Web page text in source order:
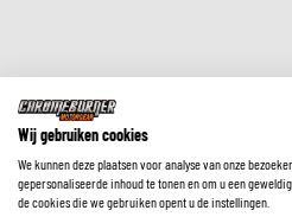
Wij gebruiken cookies
We kunnen deze plaatsen voor analyse van onze
gepersonaliseerde inhoud te tonen en om u een
de cookies die we gebruiken opent u de instellingen.